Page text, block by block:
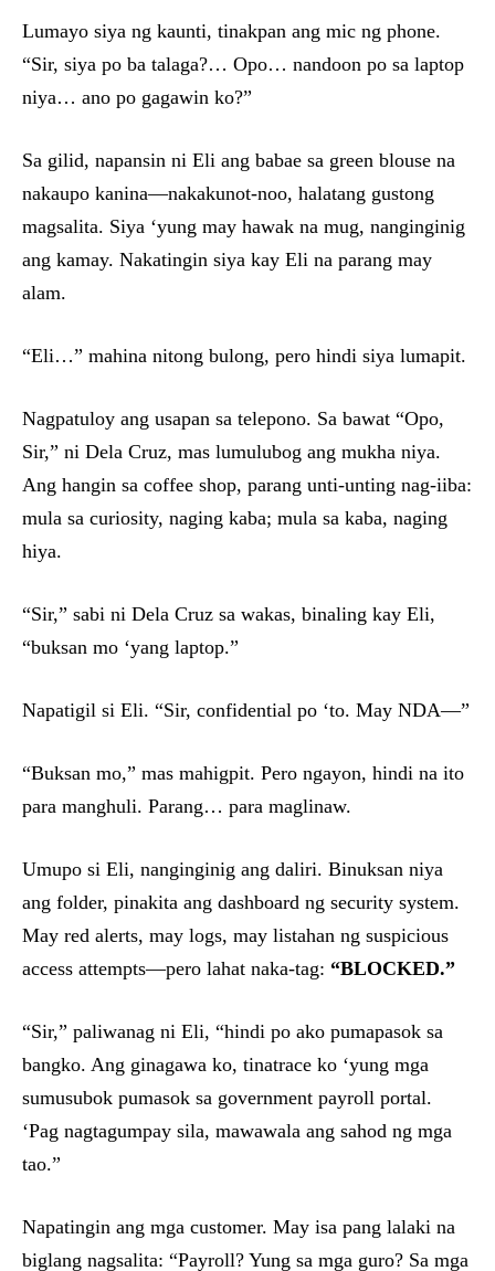
Lumayo siya ng kaunti, tinakpan ang mic ng phone.
“Sir, siya po ba talaga?… Opo… nandoon po sa laptop
niya… ano po gagawin ko?”
Sa gilid, napansin ni Eli ang babae sa green blouse na
nakaupo kanina—nakakunot-noo, halatang gustong
magsalita. Siya ‘yung may hawak na mug, nanginginig
ang kamay. Nakatingin siya kay Eli na parang may
alam.
“Eli…” mahina nitong bulong, pero hindi siya lumapit.
Nagpatuloy ang usapan sa telepono. Sa bawat “Opo,
Sir,” ni Dela Cruz, mas lumulubog ang mukha niya.
Ang hangin sa coffee shop, parang unti-unting nag-iiba:
mula sa curiosity, naging kaba; mula sa kaba, naging
hiya.
“Sir,” sabi ni Dela Cruz sa wakas, binaling kay Eli,
“buksan mo ‘yang laptop.”
Napatigil si Eli. “Sir, confidential po ‘to. May NDA—”
“Buksan mo,” mas mahigpit. Pero ngayon, hindi na ito
para manghuli. Parang… para maglinaw.
Umupo si Eli, nanginginig ang daliri. Binuksan niya
ang folder, pinakita ang dashboard ng security system.
May red alerts, may logs, may listahan ng suspicious
access attempts—pero lahat naka-tag: “BLOCKED.”
“Sir,” paliwanag ni Eli, “hindi po ako pumapasok sa
bangko. Ang ginagawa ko, tinatrace ko ‘yung mga
sumusubok pumasok sa government payroll portal.
‘Pag nagtagumpay sila, mawawala ang sahod ng mga
tao.”
Napatingin ang mga customer. May isa pang lalaki na
biglang nagsalita: “Payroll? Yung sa mga guro? Sa mga